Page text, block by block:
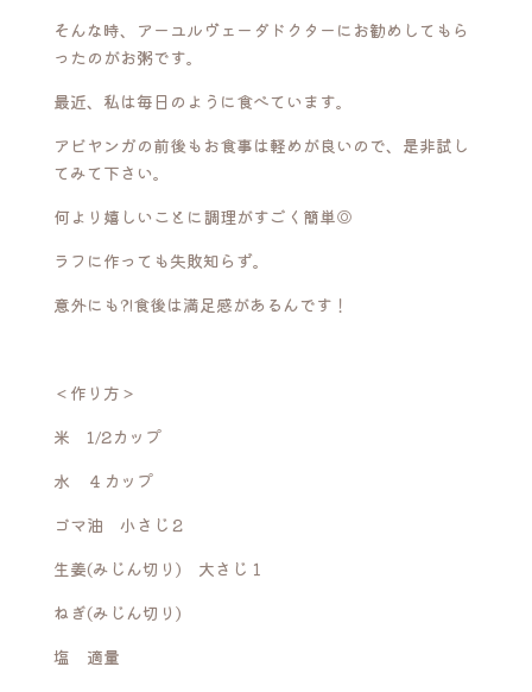
そんな時、アーユルヴェーダドクターにお勧めしてもら
ったのがお粥です。
最近、私は毎日のように食べています。
アビヤンガの前後もお食事は軽めが良いので、是非試し
てみて下さい。
何より嬉しいことに調理がすごく簡単◎
ラフに作っても失敗知らず。
意外にも?!食後は満足感があるんです！
＜作り方＞
米 1/2カップ
水 ４カップ
ゴマ油 小さじ２
生姜(みじん切り) 大さじ１
ねぎ(みじん切り)
塩 適量